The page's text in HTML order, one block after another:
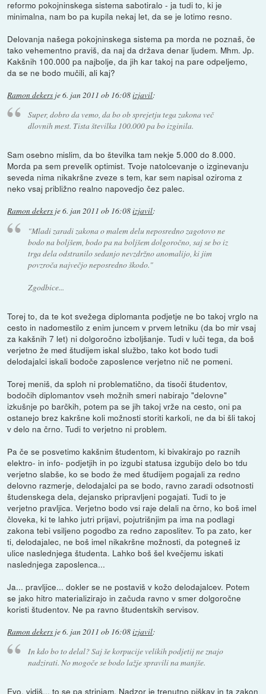
reformo pokojninskega sistema sabotiralo - ja tudi to, ki je
minimalna, nam bo pa kupila nekaj let, da se je lotimo resno.
Delovanja našega pokojninskega sistema pa morda ne poznaš, če
tako vehementno praviš, da naj da država denar ljudem. Mhm. Jp.
Kakšnih 100.000 pa najbolje, da jih kar takoj na pare odpeljemo,
da se ne bodo mučili, ali kaj?
Ramon dekers je6. jan 2011 ob 16:08izjavil:
Super, dobro da vemo, da bo ob sprejetju tega zakona več
dlovnih mest. Tista številka 100.000 pa bo izginila.
Sam osebno mislim, da bo številka tam nekje 5.000 do 8.000.
Morda pa sem prevelik optimist. Tvoje natolcevanje o izginevanju
seveda nima nikakršne zveze s tem, kar sem napisal oziroma z
neko vsaj približno realno napovedjo čez palec.
Ramon dekers je6. jan 2011 ob 16:08izjavil:
"Mladi zaradi zakona o malem delu neposredno zagotovo ne
bodo na boljšem, bodo pa na boljšem dolgoročno, saj se bo iz
trga dela odstranilo sedanjo nevzdržno anomalijo, ki jim
povzroča največjo neposredno škodo."
Zgodbice...
Torej to, da te kot svežega diplomanta podjetje ne bo takoj vrglo na
cesto in nadomestilo z enim juncem v prvem letniku (da bo mir vsaj
za kakšnih 7 let) ni dolgoročno izboljšanje. Tudi v luči tega, da boš
verjetno že med študijem iskal službo, tako kot bodo tudi
delodajalci iskali bodoče zaposlence verjetno nič ne pomeni.
Torej meniš, da sploh ni problematično, da tisoči študentov,
bodočih diplomantov vseh možnih smeri nabirajo "delovne"
izkušnje po barčkih, potem pa se jih takoj vrže na cesto, oni pa
ostanejo brez kakršne koli možnosti storiti karkoli, ne da bi šli takoj
v delo na črno. Tudi to verjetno ni problem.
Pa če se posvetimo kakšnim študentom, ki bivakirajo po raznih
elektro- in info- podjetjih in po izgubi statusa izgubijo delo bo tdu
verjetno slabše, ko se bodo že med študijem pogajali za redno
delovno razmerje, delodajalci pa se bodo, ravno zaradi odsotnosti
študenskega dela, dejansko pripravljeni pogajati. Tudi to je
verjetno pravljica. Verjetno bodo vsi raje delali na črno, ko boš imel
človeka, ki te lahko jutri prijavi, pojutrišnjim pa ima na podlagi
zakona tebi vsiljeno pogodbo za redno zaposlitev. To pa zato, ker
ti, delodajalec, ne boš imel nikakršne možnosti, da potegneš iz
ulice naslednjega študenta. Lahko boš šel kvečjemu iskati
naslednjega zaposlenca...
Ja... pravljice... dokler se ne postaviš v kožo delodajalcev. Potem
se jako hitro materializirajo in začuda ravno v smer dolgoročne
koristi študentov. Ne pa ravno študentskih servisov.
Ramon dekers je6. jan 2011 ob 16:08izjavil:
In kdo bo to delal? Saj še korpucije velikih podjetij ne znajo
nadzirati. No mogoče se bodo lažje spravili na manjše.
Evo, vidiš... to se pa strinjam. Nadzor je trenutno piškav in ta zakon